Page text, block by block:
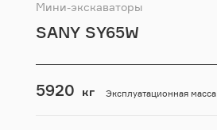
Мини-экскаваторы
SANY SY65W
Эксплуатационная масса
5920 кг